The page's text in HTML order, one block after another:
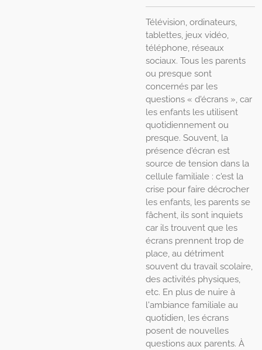
Télévision, ordinateurs,
tablettes, jeux vidéo,
téléphone, réseaux
sociaux. Tous les parents
ou presque sont
concernés par les
questions « d'écrans », car
les enfants les utilisent
quotidiennement ou
presque. Souvent, la
présence d'écran est
source de tension dans la
cellule familiale : c'est la
crise pour faire décrocher
les enfants, les parents se
fâchent, ils sont inquiets
car ils trouvent que les
écrans prennent trop de
place, au détriment
souvent du travail scolaire,
des activités physiques,
etc. En plus de nuire à
l'ambiance familiale au
quotidien, les écrans
posent de nouvelles
questions aux parents. À